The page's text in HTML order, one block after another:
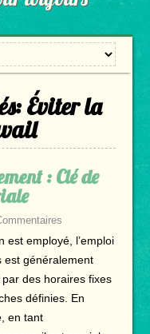
Éviter la
: Clé de
est employé, l’emploi
est généralement
des horaires fixes
définies. En
en tant